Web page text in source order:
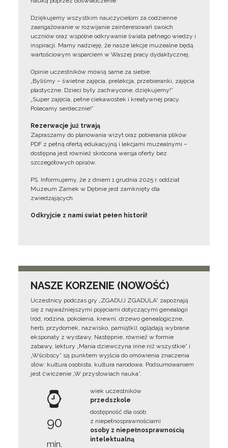
Dziękujemy wszystkim nauczycielom za codzienne
zaangażowanie w rozwijanie zainteresowań swoich
uczniów oraz wspólne odkrywanie świata pełnego wiedzy i
inspiracji. Mamy nadzieję, że nasze lekcje muzealne będą
wartościowym wsparciem w Waszej pracy dydaktycznej.
Opinie uczestników mówią same za siebie:
„Byliśmy – świetne zajęcia, prelekcja, przebieranki, zajęcia
plastyczne. Dzieci były zachwycone, dziękujemy!”
„Super zajęcia, pełne ciekawostek i kreatywnej pracy.
Polecamy serdecznie!”
Rezerwacje już trwają
Zapraszamy do planowania wizyt oraz pobierania plików
PDF z pełną ofertą edukacyjną i lekcjami muzealnymi –
dostępna jest również skrócona wersja oferty bez
szczegółowych opisów.
PS. Informujemy, że z dniem 1 grudnia 2025 r. oddział
Muzeum Zamek w Dębnie jest zamknięty dla
zwiedzających.
Odkryjcie z nami świat pełen historii!
NASZE KORZENIE (NOWOŚĆ)
Uczestnicy podczas gry „ZGADUJ ZGADULA” zapoznają
się z najważniejszymi pojęciami dotyczącymi genealogii
(ród, rodzina, pokolenia, krewni, drzewo genealogiczne,
herb, przydomek, nazwisko, pamiątki), oglądają wybrane
eksponaty z wystawy. Następnie, również w formie
zabawy, lektury „Mania dziewczyna inne niż wszystkie” i
„Wścibscy” są punktem wyjścia do omówienia znaczenia
słów: kultura osobista, kultura narodowa. Podsumowaniem
jest ćwiczenie „W przysłowiach nauka”.
90
min.
wiek uczestników
przedszkole
dostępność dla osób
z niepełnosprawnościami
osoby z niepełnosprawnością
intelektualną